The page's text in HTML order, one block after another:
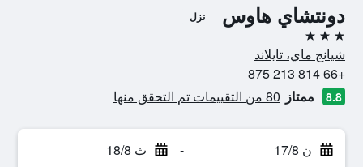
دونتشاي هاوس نزل
3 نجوم
شيانج ماي، تايلاند
+66 814 213 875
8.8 ممتاز 80 من التقييمات تم التحقق منها
ن 17/8 - ث 18/8